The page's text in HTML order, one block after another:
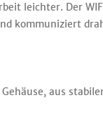
leichter. Der
kommuniziert
aus